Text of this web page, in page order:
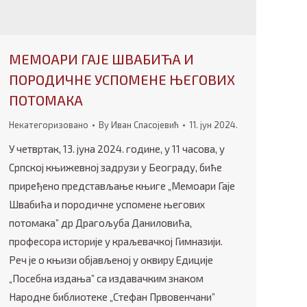
МЕМОАРИ ГАЈЕ ШВАБИЋА И
ПОРОДИЧНЕ УСПОМЕНЕ ЊЕГОВИХ
ПОТОМАКА
Некатегоризовано ByИван Спасојевић 11. јун 2024.
У четвртак, 13. јуна 2024. године, у 11 часова, у
Српској књижевној задрузи у Београду, биће
приређено представљање књиге „Мемоари Гаје
Швабића и породичне успомене његових
потомака” др Драгољуба Даниловића,
професора историје у краљевачкој Гимназији.
Реч је о књизи објављеној у оквиру Едиције
„Посебна издања” са издавачким знаком
Народне библиотеке „Стефан Првовенчани”